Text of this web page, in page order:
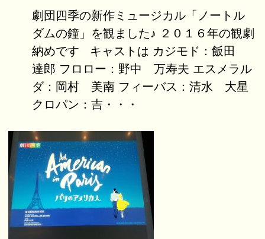
劇団四季の新作ミュージカル「ノートル
ダムの鐘」を観ました♪ ２０１６年の観劇
納めです キャストは カジモド：飯田
達郎 フロロー：野中 万寿夫 エスメラル
ダ：岡村 美南 フィーバス：清水 大星
クロパン：吉・・・